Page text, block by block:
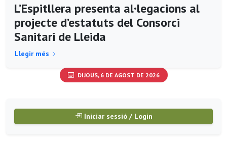
L’Espitllera presenta al·legacions al
projecte d’estatuts del Consorci
Sanitari de Lleida
Llegir més
DIJOUS, 6 DE AGOST DE 2026
Iniciar sessió / Login